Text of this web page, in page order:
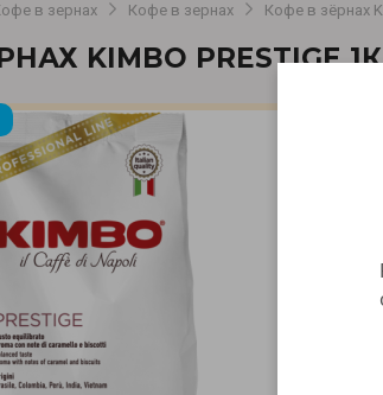
в зернах Кофе в зернах Кофе в зёрнах
KIMBO PRESTIGE
грн
при